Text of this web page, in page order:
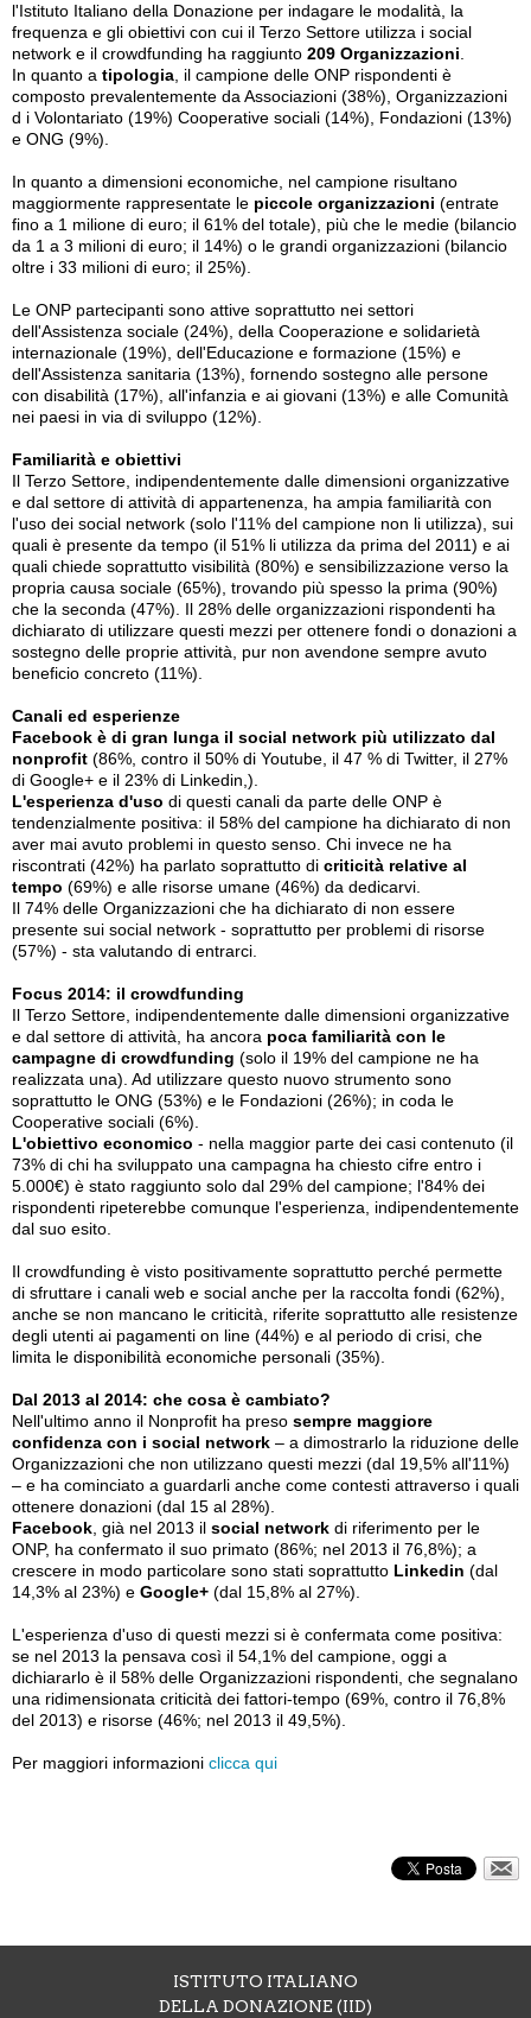
l'Istituto Italiano della Donazione per indagare le modalità, la
frequenza e gli obiettivi con cui il Terzo Settore utilizza i social
network e il crowdfunding ha raggiunto 209 Organizzazioni
In quanto a tipologia , il campione delle ONP rispondenti è
composto prevalentemente da Associazioni (38%), Organizzazioni
d i Volontariato (19%) Cooperative sociali (14%), Fondazioni (13%)
e ONG (9%).
In quanto a dimensioni economiche, nel campione risultano
maggiormente rappresentate le piccole organizzazioni (entrate
fino a 1 milione di euro; il 61% del totale), più che le medie (bilancio
da 1 a 3 milioni di euro; il 14%) o le grandi organizzazioni (bilancio
oltre i 33 milioni di euro; il 25%).
Le ONP partecipanti sono attive soprattutto nei settori
dell'Assistenza sociale (24%), della Cooperazione e solidarietà
internazionale (19%), dell'Educazione e formazione (15%) e
dell'Assistenza sanitaria (13%), fornendo sostegno alle persone
con disabilità (17%), all'infanzia e ai giovani (13%) e alle Comunità
nei paesi in via di sviluppo (12%).
Familiarità e obiettivi
Il Terzo Settore, indipendentemente dalle dimensioni organizzative
e dal settore di attività di appartenenza, ha ampia familiarità con
l'uso dei social network (solo l'11% del campione non li utilizza), sui
quali è presente da tempo (il 51% li utilizza da prima del 2011) e ai
quali chiede soprattutto visibilità (80%) e sensibilizzazione verso la
propria causa sociale (65%), trovando più spesso la prima (90%)
che la seconda (47%). Il 28% delle organizzazioni rispondenti ha
dichiarato di utilizzare questi mezzi per ottenere fondi o donazioni a
sostegno delle proprie attività, pur non avendone sempre avuto
beneficio concreto (11%).
Canali ed esperienze
Facebook è di gran lunga il social network più utilizzato dal
nonprofit (86%, contro il 50% di Youtube, il 47 % di Twitter, il 27%
di Google+ e il 23% di Linkedin,).
L'esperienza d'uso di questi canali da parte delle ONP è
tendenzialmente positiva: il 58% del campione ha dichiarato di non
aver mai avuto problemi in questo senso. Chi invece ne ha
riscontrati (42%) ha parlato soprattutto di criticità relative al
tempo (69%) e alle risorse umane (46%) da dedicarvi.
Il 74% delle Organizzazioni che ha dichiarato di non essere
presente sui social network - soprattutto per problemi di risorse
(57%) - sta valutando di entrarci.
Focus 2014: il crowdfunding
Il Terzo Settore, indipendentemente dalle dimensioni organizzative
e dal settore di attività, ha ancora poca familiarità con le
campagne di crowdfunding (solo il 19% del campione ne ha
realizzata una). Ad utilizzare questo nuovo strumento sono
soprattutto le ONG (53%) e le Fondazioni (26%); in coda le
Cooperative sociali (6%).
L'obiettivo economico - nella maggior parte dei casi contenuto (il
73% di chi ha sviluppato una campagna ha chiesto cifre entro i
5.000€) è stato raggiunto solo dal 29% del campione; l'84% dei
rispondenti ripeterebbe comunque l'esperienza, indipendentemente
dal suo esito.
Il crowdfunding è visto positivamente soprattutto perché permette
di sfruttare i canali web e social anche per la raccolta fondi (62%),
anche se non mancano le criticità, riferite soprattutto alle resistenze
degli utenti ai pagamenti on line (44%) e al periodo di crisi, che
limita le disponibilità economiche personali (35%).
Dal 2013 al 2014: che cosa è cambiato?
Nell'ultimo anno il Nonprofit ha preso sempre maggiore
confidenza con i social network – a dimostrarlo la riduzione delle
Organizzazioni che non utilizzano questi mezzi (dal 19,5% all'11%)
– e ha cominciato a guardarli anche come contesti attraverso i quali
ottenere donazioni (dal 15 al 28%).
Facebook , già nel 2013 il social network di riferimento per le
ONP, ha confermato il suo primato (86%; nel 2013 il 76,8%); a
crescere in modo particolare sono stati soprattutto Linkedin (dal
14,3% al 23%) e Google+ (dal 15,8% al 27%).
L'esperienza d'uso di questi mezzi si è confermata come positiva:
se nel 2013 la pensava così il 54,1% del campione, oggi a
dichiararlo è il 58% delle Organizzazioni rispondenti, che segnalano
una ridimensionata criticità dei fattori-tempo (69%, contro il 76,8%
del 2013) e risorse (46%; nel 2013 il 49,5%).
Per maggiori informazioni clicca qui
ISTITUTO ITALIANO
DELLA DONAZIONE (IID)